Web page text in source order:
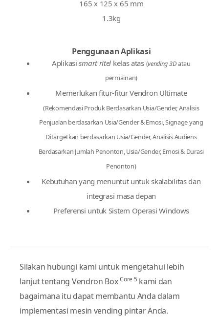
165 x 125 x 65 mm
1.3kg
Penggunaan Aplikasi
Aplikasismart ritel kelas atas (vending 3Datau
permainan)
Memerlukan fitur-fitur Vendron Ultimate
(Rekomendasi Produk Berdasarkan Usia/Gender, Analisis
Penjualan berdasarkan Usia/Gender & Emosi, Signage yang
Ditargetkan berdasarkan Usia/Gender, Analisis Audiens
Berdasarkan Jumlah Penonton, Usia/Gender, Emosi & Durasi
Penonton)
Kebutuhan yang menuntut untuk skalabilitas dan
integrasi masa depan
Preferensi untuk Sistem Operasi Windows
Silakan hubungi kami untuk mengetahui lebih
lanjut tentang Vendron BoxCore 5 kami dan
bagaimana itu dapat membantu Anda dalam
implementasi mesin vending pintar Anda.